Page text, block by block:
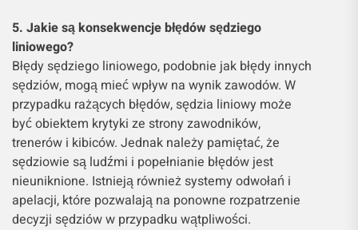
5. Jakie są konsekwencje błędów sędziego
liniowego?
Błędy sędziego liniowego, podobnie jak błędy innych
sędziów, mogą mieć wpływ na wynik zawodów. W
przypadku rażących błędów, sędzia liniowy może
być obiektem krytyki ze strony zawodników,
trenerów i kibiców. Jednak należy pamiętać, że
sędziowie są ludźmi i popełnianie błędów jest
nieuniknione. Istnieją również systemy odwołań i
apelacji, które pozwalają na ponowne rozpatrzenie
decyzji sędziów w przypadku wątpliwości.